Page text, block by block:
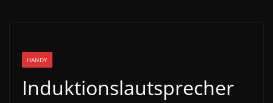
HANDY
Induktionslautsprecher